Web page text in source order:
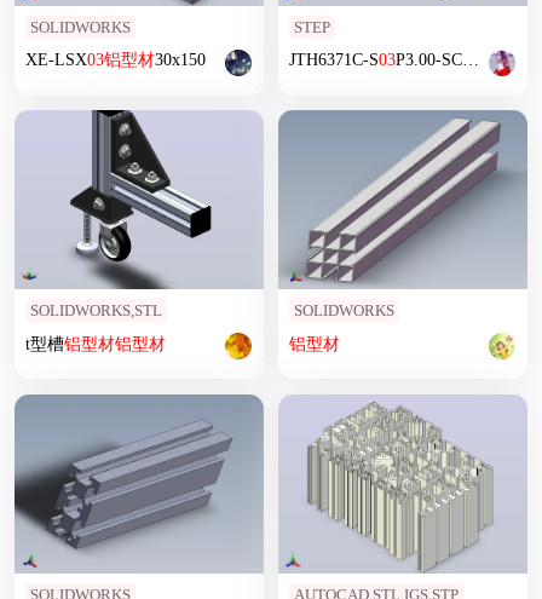
SOLIDWORKS
XE-LSX03铝型材30x150
STEP
JTH6371C-S03P3.00-SCF30 铝型材
SOLIDWORKS,STL
t型槽铝型材铝型材
SOLIDWORKS
铝型材
SOLIDWORKS AUTOCAD,STL,IGS,STP